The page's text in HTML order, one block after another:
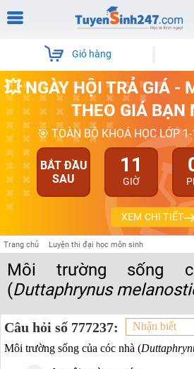
Giỏ hàng
💥 NGÀY HỘI TRẢ GIÁ -
THEO GIÁ BẠN
🎯 TOÀN BỘ KHOÁ HỌC LỚP
BẮT ĐẦU
SAU
11
GIỜ
XEM CHI TIẾT
Trang chủ Luyện thi đại học môn sinh
Môi trường sống
(Duttaphrynus
Câu hỏi số 777237:
Nhận biết
Môi trường sống của cóc nhà (